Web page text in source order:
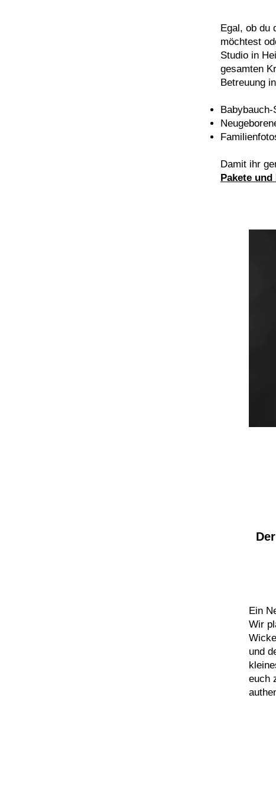
Egal, ob du
möchtest
Studio in
gesamten
Betreuung
Damit ihr
Pakete und
Ein
Wir
und
euch